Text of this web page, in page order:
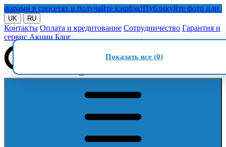
в соцсетях и получайте кэшбэк!Публикуйте фото или видео
UK RU
Контакты Оплата и кредитование Сотрудничество Гарантия и
сервис Акции Блог
Показать все (0)